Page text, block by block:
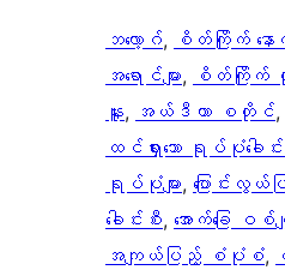
ဘလော့ဂ်, စိတ်ကြိုက် နေ
အရောင်များ, စိတ်ကြိုက်
နူး, အယ်ဒီတာ စတိုင်,
ထင်ရှားသော ရုပ်ပုံခေါင်
ရုပ်ပုံများ, ပြောင်းလွ
ခေါင်းစီး, အောက်ခြေ ဝစ်ဂ
အကျယ်ပြည့် စံပုံစံ,